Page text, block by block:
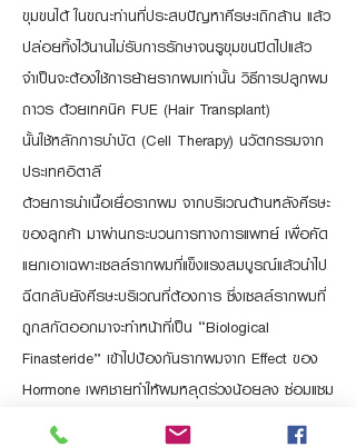
ขุมขนได้ ในขณะท่านที่ประสบปัญหาศีรษะเถิกล้าน แล้ว
ปล่อยทิ้งไว้นานไม่รับการรักษาจนรูขุมขนปิดไปแล้ว
จำเป็นจะต้องใช้การย้ายรากผมเท่านั้น วิธีการปลูกผม
ถาวร ด้วยเทคนิค FUE (Hair Transplant)
นั้นใช้หลักการบำบัด (Cell Therapy) นวัตกรรมจาก
ประเทศอิตาลี
ด้วยการนำเนื้อเยื่อรากผม จากบริเวณด้านหลังศีรษะ
ของลูกค้า มาผ่านกระบวนการทางการแพทย์ เพื่อคัด
แยกเอาเฉพาะเซลล์รากผมที่แข็งแรงสมบูรณ์แล้วนำไป
ฉีดกลับยังศีรษะบริเวณที่ต้องการ ซึ่งเซลล์รากผมที่
ถูกสกัดออกมาจะทำหน้าที่เป็น “Biological
Finasteride” เข้าไปป้องกันรากผมจาก Effect ของ
Hormone เพศชายทำให้ผมหลุดร่วงน้อยลง ซ่อมแซม
เซลล์รากผมที่ฝ่อตัวจาก effect ของ Hormone ให้